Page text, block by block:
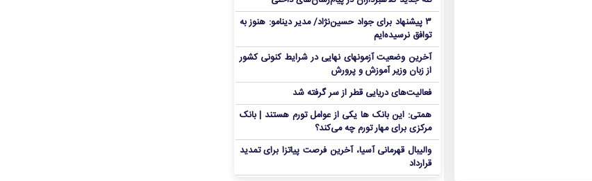
۳ پیشنهاد برای جواد حسین‌نژاد/ مدیر دینامو: هنوز به
توافق نرسیده‌ایم
آخرین وضعیت آزمونهای نهایی در شرایط کنونی کشور
از زبان وزیر آموزش و پرورش
فعالیت‌های دریایی قطر از سر گرفته شد
همتی: این بانک ها یکی از عوامل تورم هستند | بانک
مرکزی برای مهار تورم چه می‌کند؟
والیبال قهرمانی آسیا، آخرین فرصت پیاتزا برای تمدید
قرارداد